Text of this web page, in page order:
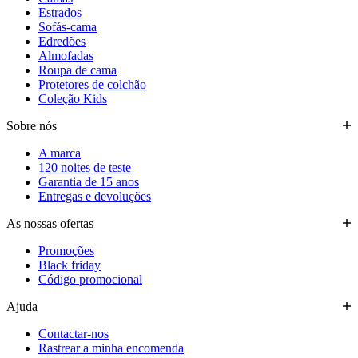
Estrados
Sofás-cama
Edredões
Almofadas
Roupa de cama
Protetores de colchão
Coleção Kids
Sobre nós
A marca
120 noites de teste
Garantia de 15 anos
Entregas e devoluções
As nossas ofertas
Promoções
Black friday
Código promocional
Ajuda
Contactar-nos
Rastrear a minha encomenda